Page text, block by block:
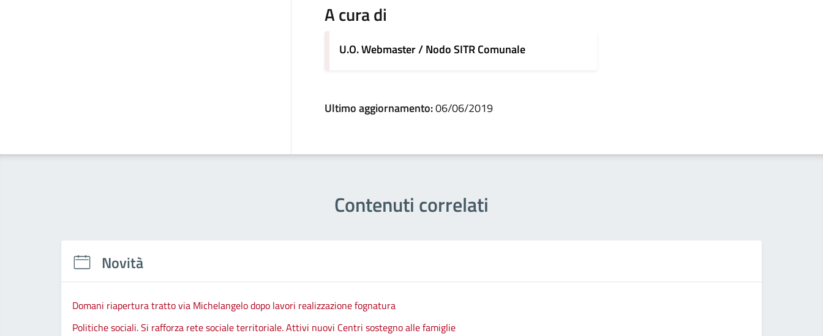
A cura di
U.O. Webmaster / Nodo SITR Comunale
Ultimo aggiornamento:06/06/2019
Contenuti correlati
Novità
Domani riapertura tratto via Michelangelo dopo lavori realizzazione fognatura
Politiche sociali. Si rafforza rete sociale territoriale. Attivi nuovi Centri sostegno alle famiglie